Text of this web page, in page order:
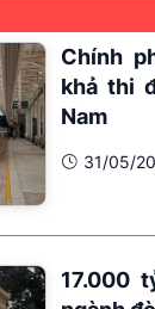
pháp luật
Chính
khả thi
Nam
31/05/
17.000